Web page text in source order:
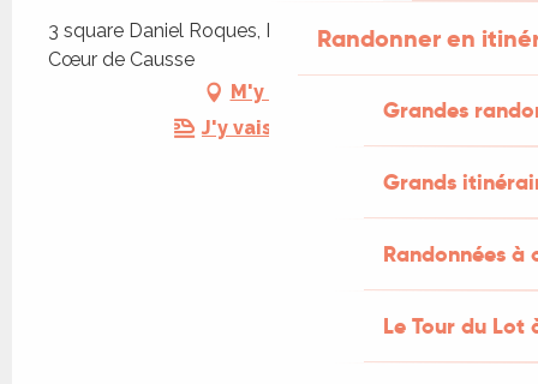
Randonner en
Grandes
Grands
Randonnées
Le Tour du Lot
3 square Daniel Roques, Labastide-Murat, 46240
Cœur de Causse
M'y rendre
J'y vais en train !